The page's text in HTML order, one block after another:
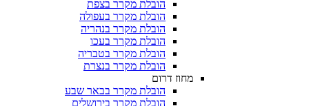
הובלת מקרר בצפת
הובלת מקרר בעפולה
הובלת מקרר בנהריה
הובלת מקרר בעכו
הובלת מקרר בטבריה
הובלת מקרר בנצרת
מחוז דרום
הובלת מקרר בבאר שבע
הובלת מקרר בירושלים